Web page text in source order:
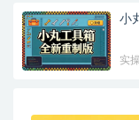
小
实